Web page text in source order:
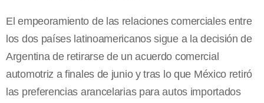
El empeoramiento de las relaciones comerciales entre
los dos países latinoamericanos sigue a la decisión de
Argentina de retirarse de un acuerdo comercial
automotriz a finales de junio y tras lo que México retiró
las preferencias arancelarias para autos importados